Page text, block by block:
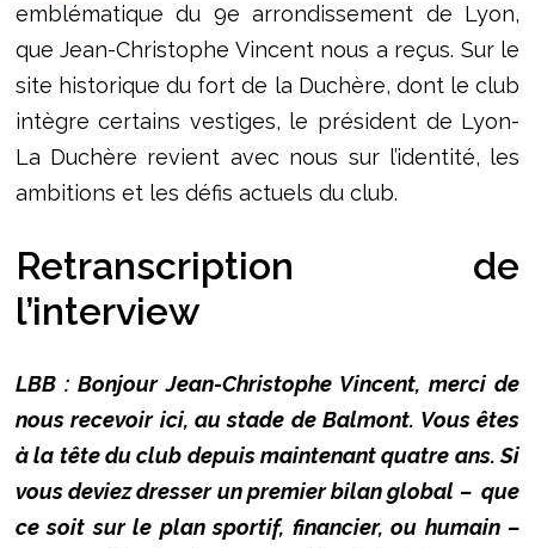
emblématique du 9e arrondissement de Lyon,
que Jean-Christophe Vincent nous a reçus. Sur le
site historique du fort de la Duchère, dont le club
intègre certains vestiges, le président de Lyon-
La Duchère revient avec nous sur l’identité, les
ambitions et les défis actuels du club.
Retranscription de
l’interview
LBB : Bonjour Jean-Christophe Vincent, merci de
nous recevoir ici, au stade de Balmont. Vous êtes
à la tête du club depuis maintenant quatre ans. Si
vous deviez dresser un premier bilan global – que
ce soit sur le plan sportif, financier, ou humain –